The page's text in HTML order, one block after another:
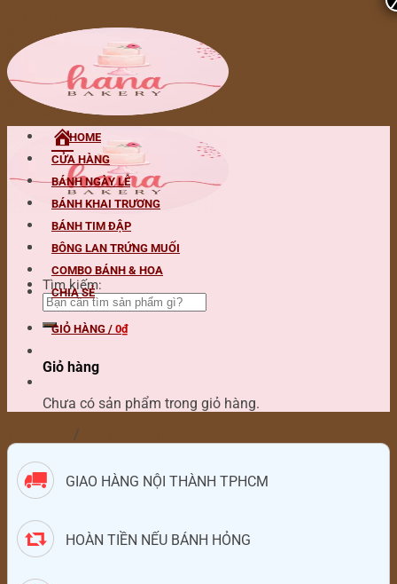
Tìm kiếm:
HOME
CỬA HÀNG
BÁNH NGÀY LỄ
BÁNH KHAI TRƯƠNG
BÁNH TIM ĐẬP
BÔNG LAN TRỨNG MUỐI
COMBO BÁNH & HOA
CHIA SẺ
GIỎ HÀNG / 0₫
Giỏ hàng
Chưa có sản phẩm trong giỏ hàng.
/
GIAO HÀNG NỘI THÀNH TPHCM
HOÀN TIỀN NẾU BÁNH HỎNG